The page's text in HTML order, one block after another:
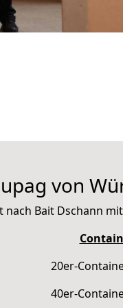
von
nach Bait Dschann
20er-
40er-